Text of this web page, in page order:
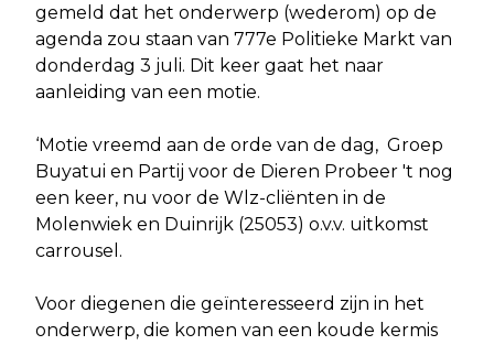
gemeld dat het onderwerp (wederom) op de
agenda zou staan van 777e Politieke Markt van
donderdag 3 juli. Dit keer gaat het naar
aanleiding van een motie.
‘Motie vreemd aan de orde van de dag, Groep
Buyatui en Partij voor de Dieren Probeer 't nog
een keer, nu voor de Wlz-cliënten in de
Molenwiek en Duinrijk (25053) o.v.v. uitkomst
carrousel.
Voor diegenen die geïnteresseerd zijn in het
onderwerp, die komen van een koude kermis